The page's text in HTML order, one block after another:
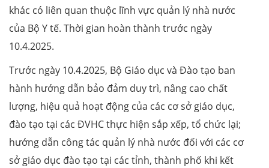
khác có liên quan thuộc lĩnh vực quản lý nhà nước
của Bộ Y tế. Thời gian hoàn thành trước ngày
10.4.2025.
Trước ngày 10.4.2025, Bộ Giáo dục và Đào tạo ban
hành hướng dẫn bảo đảm duy trì, nâng cao chất
lượng, hiệu quả hoạt động của các cơ sở giáo dục,
đào tạo tại các ĐVHC thực hiện sắp xếp, tổ chức lại;
hướng dẫn công tác quản lý nhà nước đối với các cơ
sở giáo dục đào tạo tại các tỉnh, thành phố khi kết